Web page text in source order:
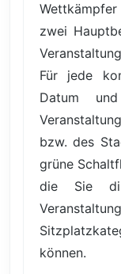
zwei
Für jede
Datum
bzw. des
grüne
die Sie
können.